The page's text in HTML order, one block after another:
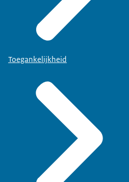
Toegankelijkheid